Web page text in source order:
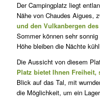
Der Campingplatz liegt
Nähe von Chaudes Aigues,
und den Vulkanbergen des
Sommer können sehr
Höhe bleiben die Nächte
Die Aussicht von diesem
Platz bietet Ihnen Freiheit,
Blick auf das Tal, mit
die Möglichkeit, um ein